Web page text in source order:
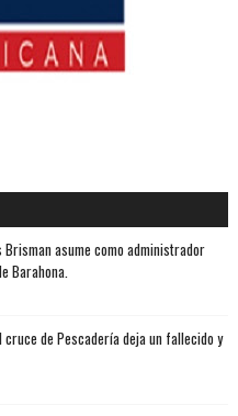
Brisman asume como administrador
Barahona.
de Pescadería deja un fallecido y